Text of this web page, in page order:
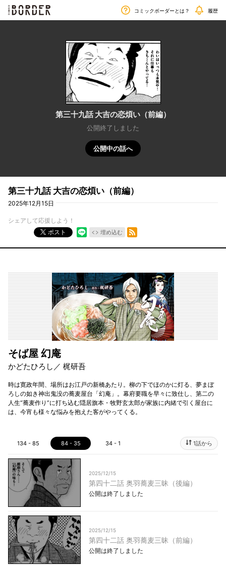
border
毎週金曜日更新!! コミックボーダーとは？ 履歴
第三十九話 大吉の恋煩い（前編）
公開終了しました
公開中の話へ
第三十九話 大吉の恋煩い（前編）
2025年12月15日
シェアして応援しよう！
ポスト
埋め込む
RSSフィード
そば屋 幻庵
かどたひろし／ 梶研吾
時は寛政年間、場所はお江戸の新橋あたり。柳の下でほのかに灯る、夢まぼ
ろしの如き神出鬼没の蕎麦屋台「幻庵」。幕府要職を早々に致仕し、第二の
人生“蕎麦作り”に打ち込む隠居旗本・牧野玄太郎が家族に内緒で引く屋台に
は、今宵も様々な悩みを抱えた客がやってくる。
134 - 85 84 - 35 34 - 1 1話から
2025/12/15
第四十二話 奥羽蕎麦三昧（後編）
公開は終了しました
2025/12/15
第四十二話 奥羽蕎麦三昧（前編）
公開は終了しました